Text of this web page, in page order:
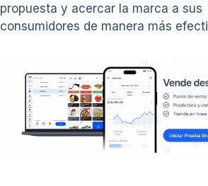
propuesta y acercar la marca a sus
consumidores de manera más